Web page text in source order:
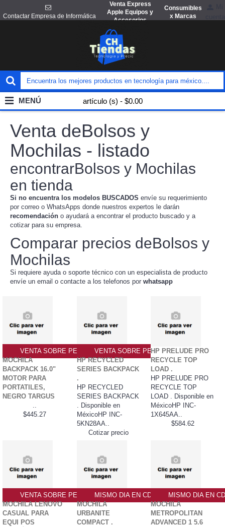
Contactar Empresa de Informática
Venta Express
Apple Equipos y
Accesorios
Consumibles
x Marcas
artículo (s) - $0.00
MENÚ
Venta deBolsos y
Mochilas - listado
encontrarBolsos y Mochilas
en tienda
Si no encuentra los modelos BUSCADOS envíe su requerimiento
por correo o WhatsApps donde nuestros expertos le darán
recomendación o ayudará a encontrar el producto buscado y a
cotizar para su empresa.
Comparar precios deBolsos y
Mochilas
Si requiere ayuda o soporte técnico con un especialista de producto
envíe un email o contacte a los telefonos por whatsapp
VENTA SOBRE PEDIDO PO
MOCHILA
BACKPACK 16.0"
MOTOR PARA
PORTATILES,
NEGRO TARGUS
..
$445.27
VENTA SOBRE PEDIDO PO
HP RECYCLED
SERIES BACKPACK
.
HP RECYCLED
SERIES BACKPACK
. Disponible en
MéxicoHP INC-
5KN28AA..
Cotizar precio
HP PRELUDE PRO
RECYCLE TOP
LOAD .
HP PRELUDE PRO
RECYCLE TOP
LOAD . Disponible en
MéxicoHP INC-
1X645AA..
$584.62
VENTA SOBRE PEDIDO PO
MOCHILA LENOVO
CASUAL PARA
EQUI POS
MISMO DIA EN CDMX
MOCHILA
URBANITE
COMPACT .
MISMO DIA EN
MOCHILA
METROPOLITAN
ADVANCED 1 5.6